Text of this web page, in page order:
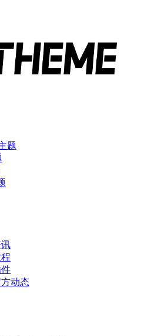
题
讯
件
方动态